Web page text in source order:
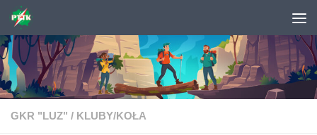
Skip to content
GKR "LUZ" / KLUBY/KOŁA